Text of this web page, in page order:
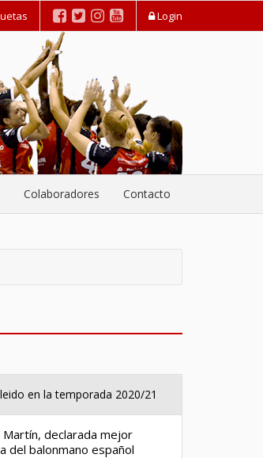
Login
Colaboradores Contacto
en la temporada 2020/21
Martín, declarada mejor
del balonmano español